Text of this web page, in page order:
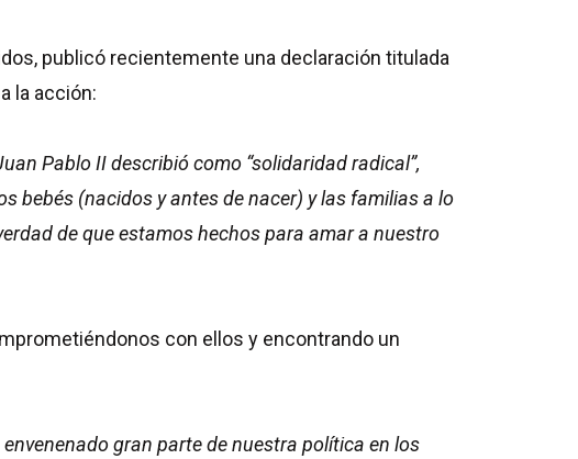
publicó recientemente una declaración titulada
la acción:
Pablo II describió como “solidaridad radical”,
bebés (nacidos y antes de nacer) y las familias a lo
de que estamos hechos para amar a nuestro
con ellos y encontrando un
gran parte de nuestra política en los